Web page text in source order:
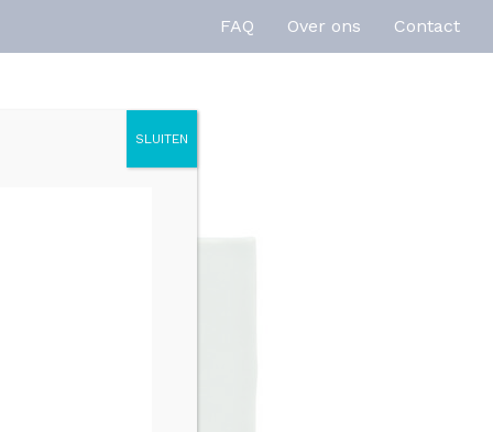
FAQ Over ons Contact
SLUITEN